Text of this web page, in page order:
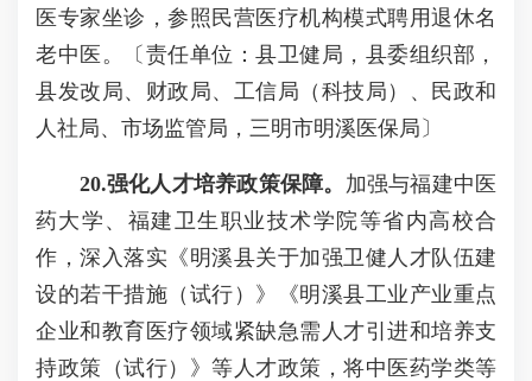
医专家坐诊，参照民营医疗机构模式聘用退休名
老中医。〔责任单位：县卫健局，县委组织部，
县发改局、财政局、工信局（科技局）、民政和
人社局、市场监管局，三明市明溪医保局〕
20.强化人才培养政策保障。 加强与福建中医
药大学、福建卫生职业技术学院等省内高校合
作，深入落实《明溪县关于加强卫健人才队伍建
设的若干措施（试行）》《明溪县工业产业重点
企业和教育医疗领域紧缺急需人才引进和培养支
持政策（试行）》等人才政策，将中医药学类等